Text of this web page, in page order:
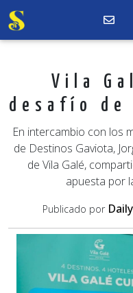
Vila
desafío de
En intercambio con los
de Destinos Gaviota,
de Vila Galé,
apuesta por
Publicado por